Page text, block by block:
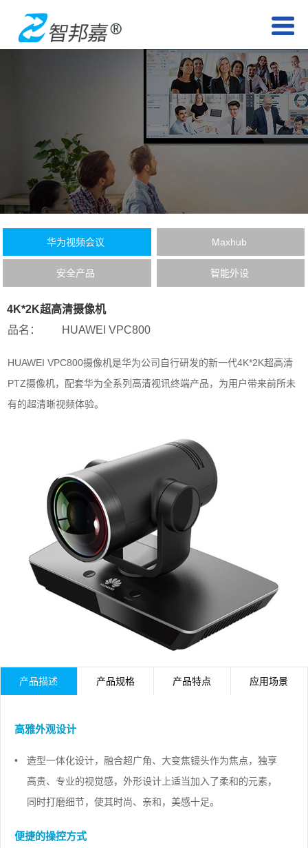
华为视频会议 Maxhub
安全产品 智能外设
4K*2K超高清摄像机
HUAWEI VPC800
品名：
HUAWEI VPC800摄像机是华为公司自行研发的新一代4K*2K超高清
PTZ摄像机，配套华为全系列高清视讯终端产品，为用户带来前所未
有的超清晰视频体验。
产品描述 产品规格 产品特点 应用场景
高雅外观设计
•
造型一体化设计，融合超广角、大变焦镜头作为焦点，独享
高贵、专业的视觉感，外形设计上适当加入了柔和的元素，
同时打磨细节，使其时尚、亲和，美感十足。
便捷的操控方式